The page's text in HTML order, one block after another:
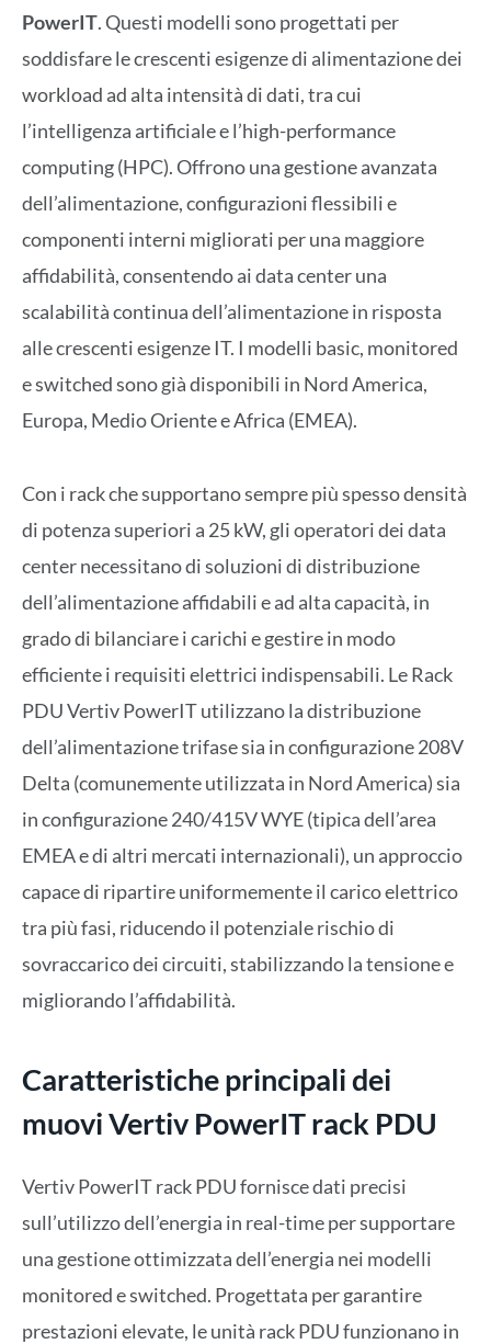
PowerIT. Questi modelli sono progettati per
soddisfare le crescenti esigenze di alimentazione dei
workload ad alta intensità di dati, tra cui
l’intelligenza artificiale e l’high-performance
computing (HPC). Offrono una gestione avanzata
dell’alimentazione, configurazioni flessibili e
componenti interni migliorati per una maggiore
affidabilità, consentendo ai data center una
scalabilità continua dell’alimentazione in risposta
alle crescenti esigenze IT. I modelli basic, monitored
e switched sono già disponibili in Nord America,
Europa, Medio Oriente e Africa (EMEA).
Con i rack che supportano sempre più spesso densità
di potenza superiori a 25 kW, gli operatori dei data
center necessitano di soluzioni di distribuzione
dell’alimentazione affidabili e ad alta capacità, in
grado di bilanciare i carichi e gestire in modo
efficiente i requisiti elettrici indispensabili. Le Rack
PDU Vertiv PowerIT utilizzano la distribuzione
dell’alimentazione trifase sia in configurazione 208V
Delta (comunemente utilizzata in Nord America) sia
in configurazione 240/415V WYE (tipica dell’area
EMEA e di altri mercati internazionali), un approccio
capace di ripartire uniformemente il carico elettrico
tra più fasi, riducendo il potenziale rischio di
sovraccarico dei circuiti, stabilizzando la tensione e
migliorando l’affidabilità.
Caratteristiche principali dei
muovi Vertiv PowerIT rack PDU
Vertiv PowerIT rack PDU fornisce dati precisi
sull’utilizzo dell’energia in real-time per supportare
una gestione ottimizzata dell’energia nei modelli
monitored e switched. Progettata per garantire
prestazioni elevate, le unità rack PDU funzionano in